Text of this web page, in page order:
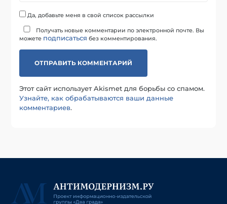
Да, добавьте меня в свой список рассылки
Получать новые комментарии по электронной почте. Вы
можете подписаться без комментирования.
Этот сайт использует Akismet для борьбы со спамом.
Узнайте, как обрабатываются ваши данные
комментариев.